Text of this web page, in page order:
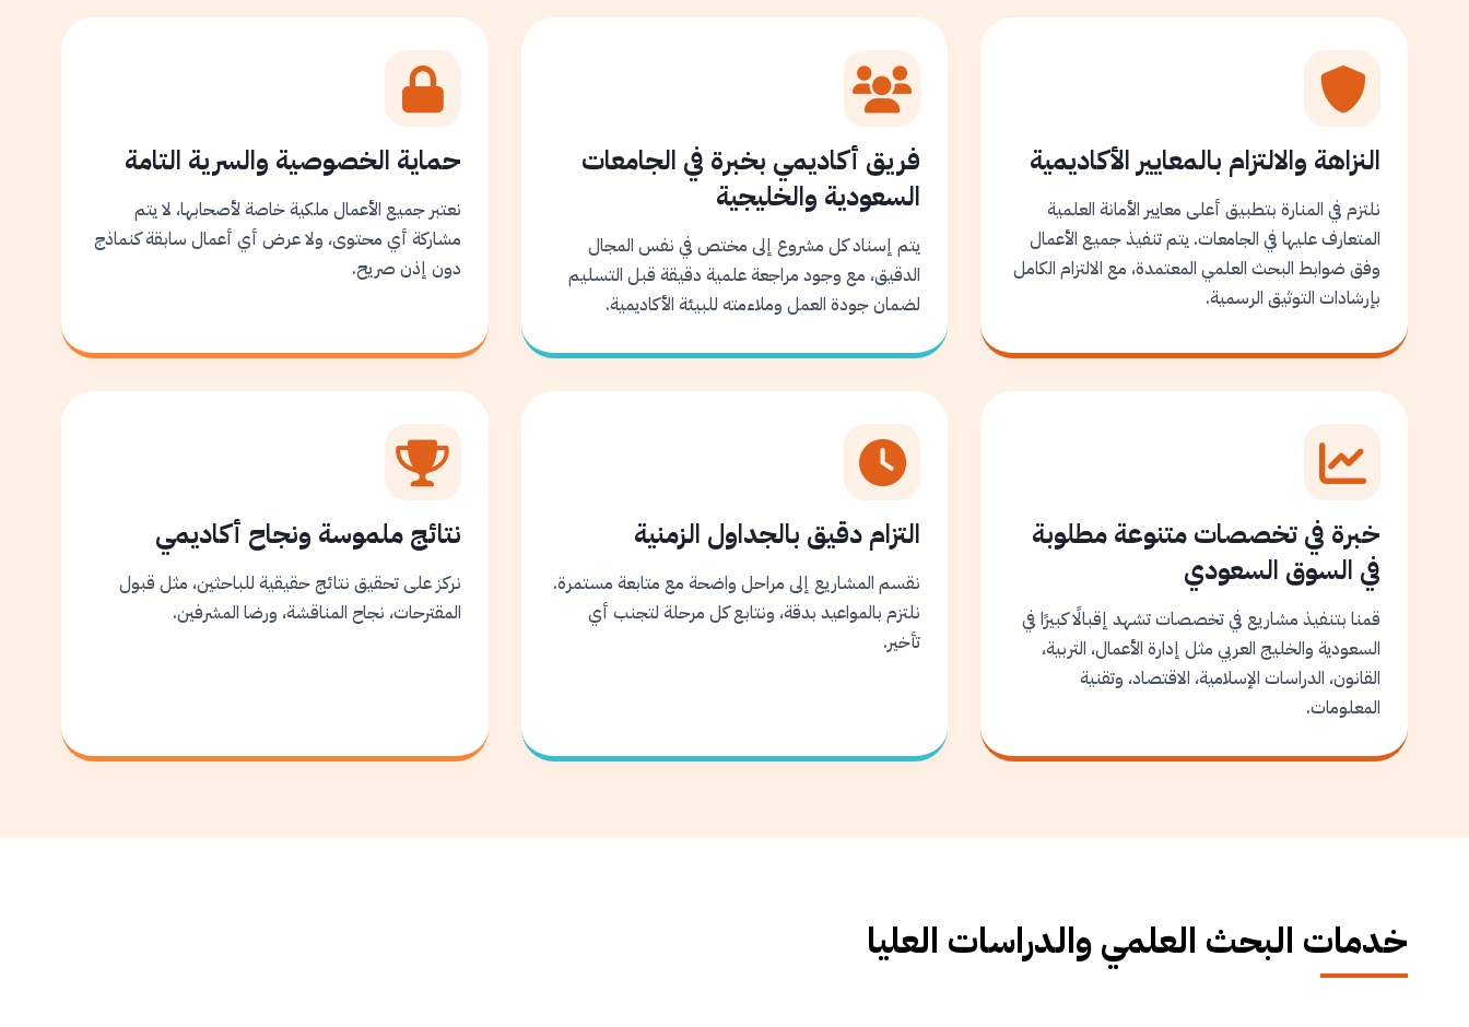
النزاهة والالتزام بالمعايير الأكاديمية
نلتزم في المنارة بتطبيق أعلى معايير الأمانة العلمية
المتعارف عليها في الجامعات. يتم تنفيذ جميع الأعمال
وفق ضوابط البحث العلمي المعتمدة، مع الالتزام الكامل
بإرشادات التوثيق الرسمية.
فريق أكاديمي بخبرة في الجامعات
السعودية والخليجية
يتم إسناد كل مشروع إلى مختص في نفس المجال
الدقيق، مع وجود مراجعة علمية دقيقة قبل التسليم
لضمان جودة العمل وملاءمته للبيئة الأكاديمية.
حماية الخصوصية والسرية التامة
نعتبر جميع الأعمال ملكية خاصة لأصحابها، لا يتم
مشاركة أي محتوى، ولا عرض أي أعمال سابقة كنماذج
دون إذن صريح.
خبرة في تخصصات متنوعة مطلوبة
في السوق السعودي
قمنا بتنفيذ مشاريع في تخصصات تشهد إقبالًا كبيرًا في
السعودية والخليج العربي مثل إدارة الأعمال، التربية،
القانون، الدراسات الإسلامية، الاقتصاد، وتقنية
المعلومات.
التزام دقيق بالجداول الزمنية
نقسم المشاريع إلى مراحل واضحة مع متابعة مستمرة.
نلتزم بالمواعيد بدقة، ونتابع كل مرحلة لتجنب أي
تأخير.
نتائج ملموسة ونجاح أكاديمي
نركز على تحقيق نتائج حقيقية للباحثين، مثل قبول
المقترحات، نجاح المناقشة، ورضا المشرفين.
خدمات البحث العلمي والدراسات العليا